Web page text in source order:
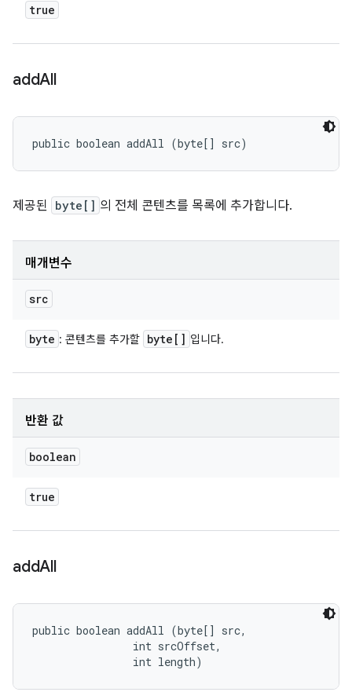
true
addAll
public boolean addAll (byte[] src)
제공된 byte[] 의 전체 콘텐츠를 목록에 추가합니다.
매개변수
src
byte : 콘텐츠를 추가할 byte[] 입니다.
반환 값
boolean
true
addAll
public boolean addAll (byte[] src,
                int srcOffset,
                int length)